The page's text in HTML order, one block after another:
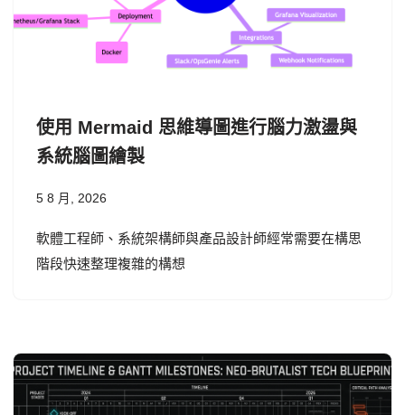
使用 Mermaid 思維導圖進行腦力激盪與
系統腦圖繪製
5 8 月, 2026
軟體工程師、系統架構師與產品設計師經常需要在構思
階段快速整理複雜的構想